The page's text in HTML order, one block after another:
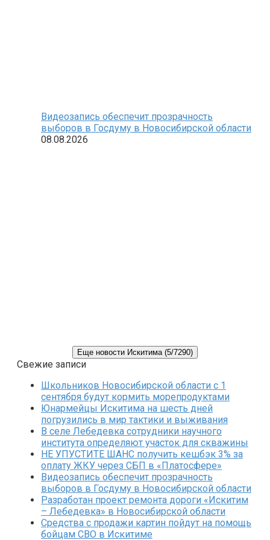
Видеозапись обеспечит прозрачность
выборов в Госдуму в Новосибирской области
08.08.2026
Еще новости Искитима (5/7290)
Свежие записи
Школьников Новосибирской области с 1
сентября будут кормить морепродуктами
Юнармейцы Искитима на шесть дней
погрузились в мир тактики и выживания
В селе Лебедевка сотрудники научного
института определяют участок для скважины
НЕ УПУСТИТЕ ШАНС получить кешбэк 3% за
оплату ЖКУ через СБП в «Платосфере»
Видеозапись обеспечит прозрачность
выборов в Госдуму в Новосибирской области
Разработан проект ремонта дороги «Искитим
– Лебедевка» в Новосибирской области
Средства с продажи картин пойдут на помощь
бойцам СВО в Искитиме